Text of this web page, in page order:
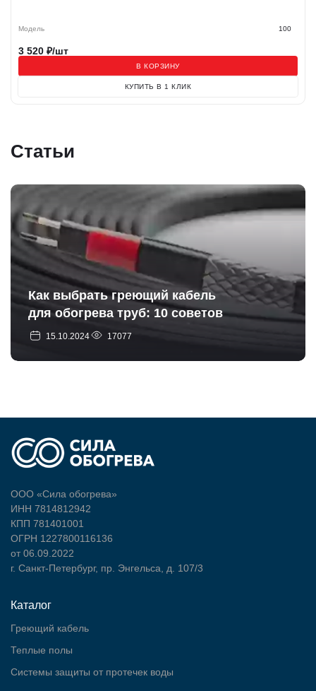
Модель 100
3 520 ₽/шт
В КОРЗИНУ
КУПИТЬ В 1 КЛИК
Статьи
Как выбрать греющий кабель
для обогрева труб: 10 советов
15.10.2024 17077
ООО «Сила обогрева»
ИНН 7814812942
КПП 781401001
ОГРН 1227800116136
от 06.09.2022
г. Санкт-Петербург, пр. Энгельса, д. 107/3
Каталог
Греющий кабель
Теплые полы
Cистемы защиты от протечек воды